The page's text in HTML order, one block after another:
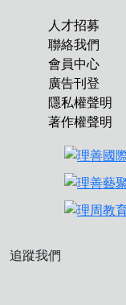
人才招募
聯絡我們
會員中心
廣告刊登
隱私權聲明
著作權聲明
追蹤我們